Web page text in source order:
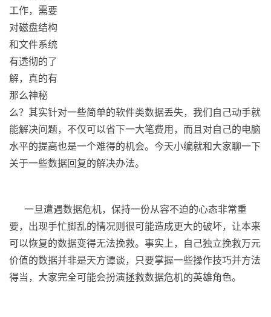
工作，需要
对磁盘结构
和文件系统
有透彻的了
解，真的有
那么神秘
么？其实针对一些简单的软件类数据丢失，我们自己动手就
能解决问题，不仅可以省下一大笔费用，而且对自己的电脑
水平的提高也是一个难得的机会。今天小编就和大家聊一下
关于一些数据回复的解决办法。
一旦遭遇数据危机，保持一份从容不迫的心态非常重
要，出现手忙脚乱的情况则很可能造成更大的破坏，让本来
可以恢复的数据变得无法挽救。事实上，自己独立挽救万元
价值的数据并非是天方谭谈，只要掌握一些操作技巧并方法
得当，大家完全可能会扮演拯救数据危机的英雄角色。